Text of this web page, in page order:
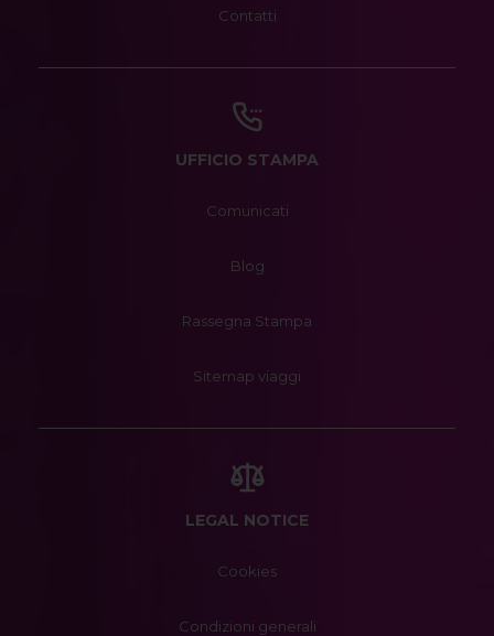
Contatti
UFFICIO STAMPA
Comunicati
Blog
Rassegna Stampa
Sitemap viaggi
LEGAL NOTICE
Cookies
Condizioni generali